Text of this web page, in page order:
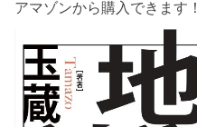
アマゾンから購入できます！